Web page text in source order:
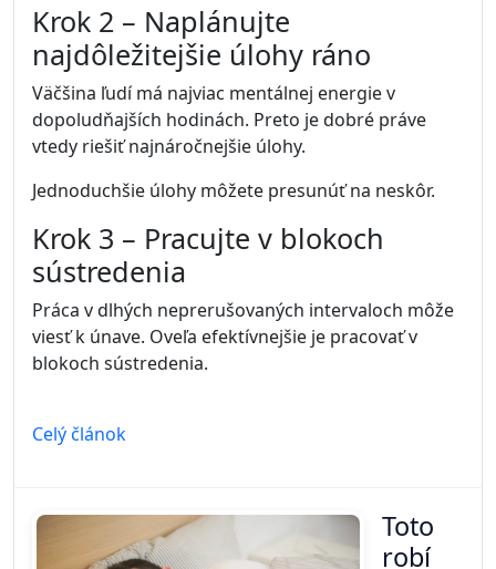
Ďalšou častou chybou je začať deň bez jasného
plánu. Ak človek presne nevie, čo má urobiť, ľahko
sa nechá
Celý článok
Kategória: Produktivita